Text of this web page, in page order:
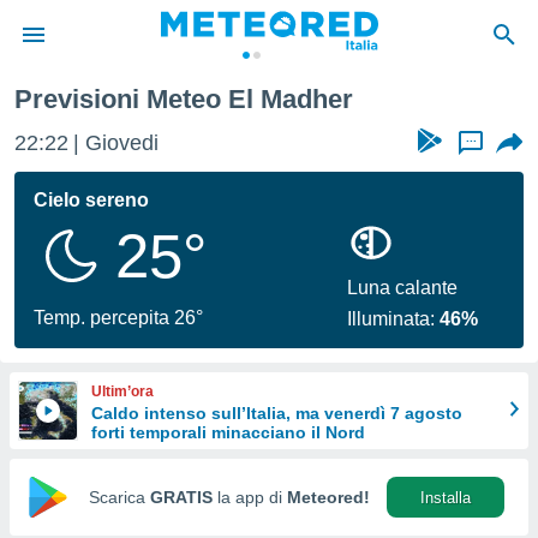
di
per
le
di
Web
Previsioni Meteo El Madher
22:22 Giovedi ...
Cielo sereno
25°
Temp. percepita 26°
Luna calante
Illuminata:46%
Ultim’ora
Caldo intenso sull’Italia, ma venerdì 7 agosto
forti temporali minacciano il Nord
Scarica GRATIS la app di Meteored! Installa